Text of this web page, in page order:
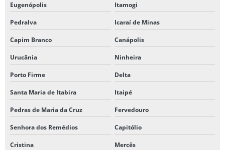
Eugenópolis Itamogi
Pedralva Icaraí de Minas
Capim Branco Canápolis
Urucânia Ninheira
Porto Firme Delta
Santa Maria de Itabira Itaipé
Pedras de Maria da Cruz Fervedouro
Senhora dos Remédios Capitólio
Cristina Mercês